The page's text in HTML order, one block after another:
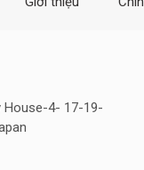
House-4- 17-19-